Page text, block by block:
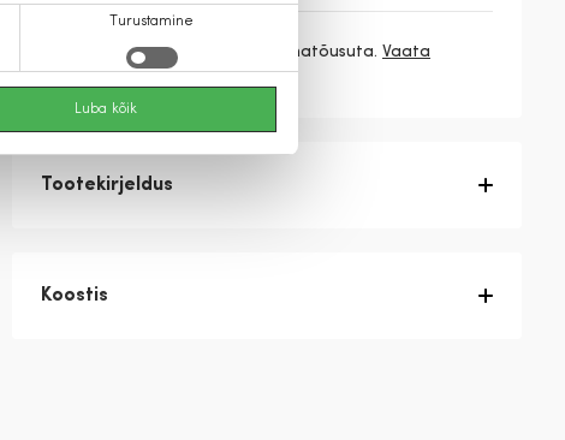
Turustamine
Luba kõik
39,67 € / kuu ilma hinnatõusuta. Vaata
rohkem
Tootekirjeldus
Koostis